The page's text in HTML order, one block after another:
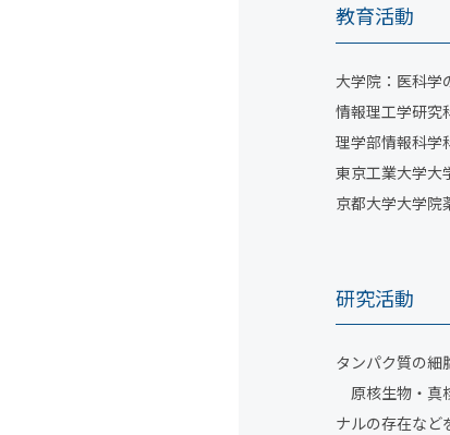
教育活動
大学院：医科学
情報理工学研究
理学部情報科学
東京工業大学大
京都大学大学院
研究活動
タンパク質の細
原核生物・真
ナルの存在など